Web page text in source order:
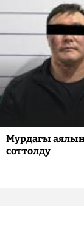
Мурдагы
соттолду